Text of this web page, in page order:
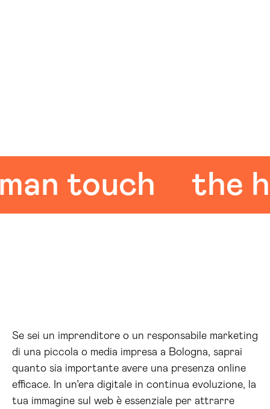
touch the
Se sei un imprenditore o un responsabile marketing
di una piccola o media impresa a Bologna, saprai
quanto sia importante avere una presenza online
efficace. In un’era digitale in continua evoluzione, la
tua immagine sul web è essenziale per attrarre